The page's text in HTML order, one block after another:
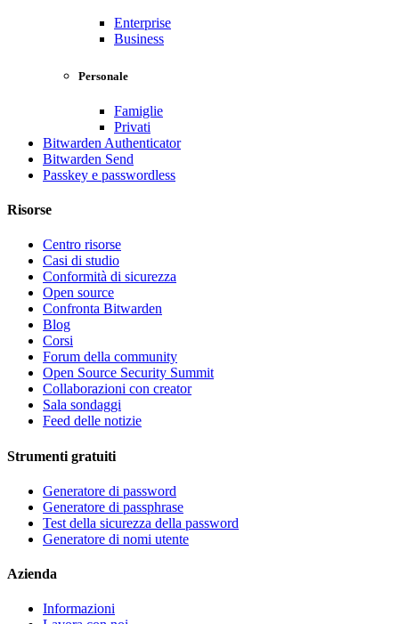
Enterprise
Business
Personale
Famiglie
Privati
Bitwarden Authenticator
Bitwarden Send
Passkey e passwordless
Risorse
Centro risorse
Casi di studio
Conformità di sicurezza
Open source
Confronta Bitwarden
Blog
Corsi
Forum della community
Open Source Security Summit
Collaborazioni con creator
Sala sondaggi
Feed delle notizie
Strumenti gratuiti
Generatore di password
Generatore di passphrase
Test della sicurezza della password
Generatore di nomi utente
Azienda
Informazioni